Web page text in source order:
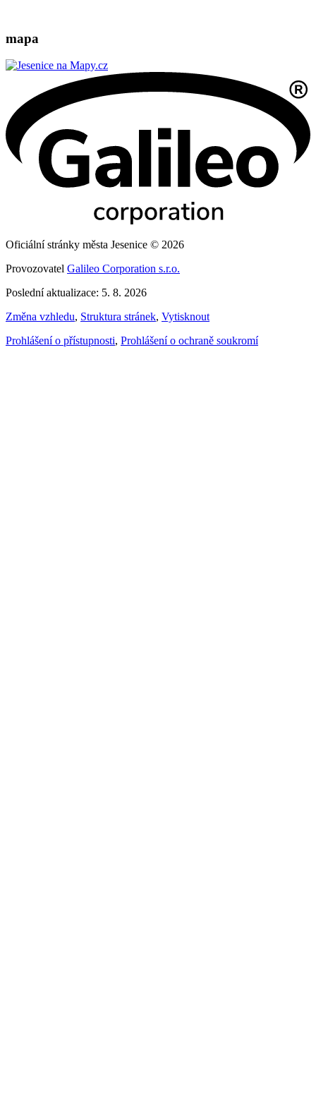
mapa
Oficiální stránky města Jesenice © 2026
Provozovatel Galileo Corporation s.r.o.
Poslední aktualizace: 5. 8. 2026
Změna vzhledu, Struktura stránek, Vytisknout
Prohlášení o přístupnosti, Prohlášení o ochraně soukromí